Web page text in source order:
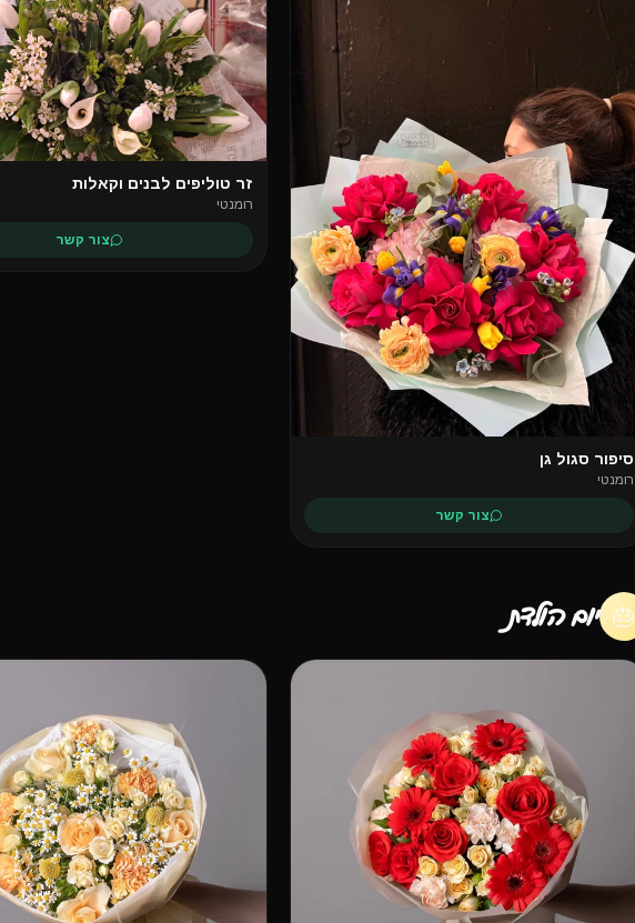
סיפור סגול גן
רומנטי
צור קשר
זר טוליפים לבנים וקאלות
רומנטי
צור קשר
🎂 יום הולדת